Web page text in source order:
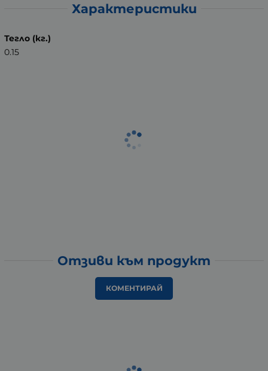
Характеристики
Тегло (кг.)
0.15
Отзиви към продукт
КОМЕНТИРАЙ